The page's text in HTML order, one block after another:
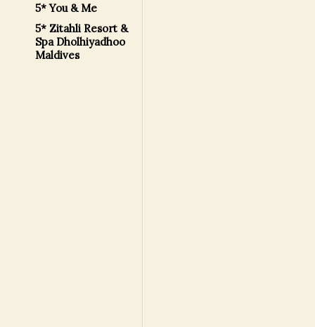
5* You & Me
5* Zitahli Resort &
Spa Dholhiyadhoo
Maldives